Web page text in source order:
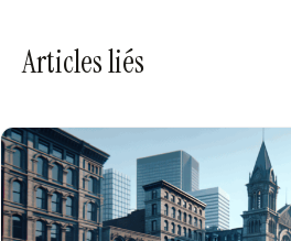
Articles liés